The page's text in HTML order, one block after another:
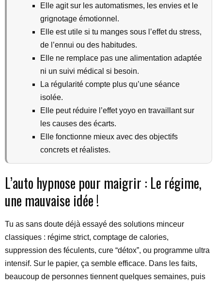
Elle agit sur les automatismes, les envies et le
grignotage émotionnel.
Elle est utile si tu manges sous l’effet du stress,
de l’ennui ou des habitudes.
Elle ne remplace pas une alimentation adaptée
ni un suivi médical si besoin.
La régularité compte plus qu’une séance
isolée.
Elle peut réduire l’effet yoyo en travaillant sur
les causes des écarts.
Elle fonctionne mieux avec des objectifs
concrets et réalistes.
L’auto hypnose pour maigrir : Le régime,
une mauvaise idée !
Tu as sans doute déjà essayé des solutions minceur
classiques : régime strict, comptage de calories,
suppression des féculents, cure “détox”, ou programme ultra
intensif. Sur le papier, ça semble efficace. Dans les faits,
beaucoup de personnes tiennent quelques semaines, puis